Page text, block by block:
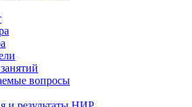
вопросы